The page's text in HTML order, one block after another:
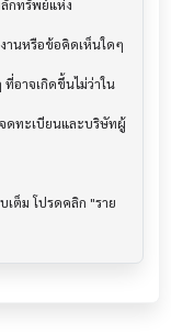
กทรัพย์แห่ง
านหรือข้อคิดเห็นใดๆ
อาจเกิดขึ้นไม่ว่าใน
ดทะเบียนและบริษัทผู้
ต็ม โปรดคลิก "ราย